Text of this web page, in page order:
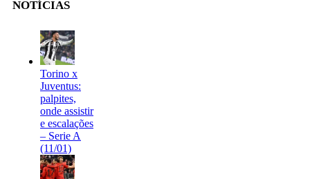
NOTÍCIAS
Torino x
Juventus:
palpites,
onde assistir
e escalações
– Serie A
(11/01)